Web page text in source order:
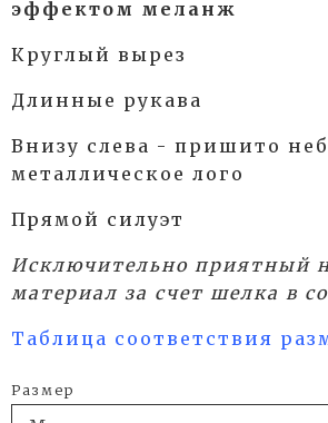
эффектом меланж
Круглый вырез
Длинные рукава
Внизу слева - пришито
металлическое лого
Прямой силуэт
Исключительно приятный
материал за счет шелка в
Таблица соответствия
Размер